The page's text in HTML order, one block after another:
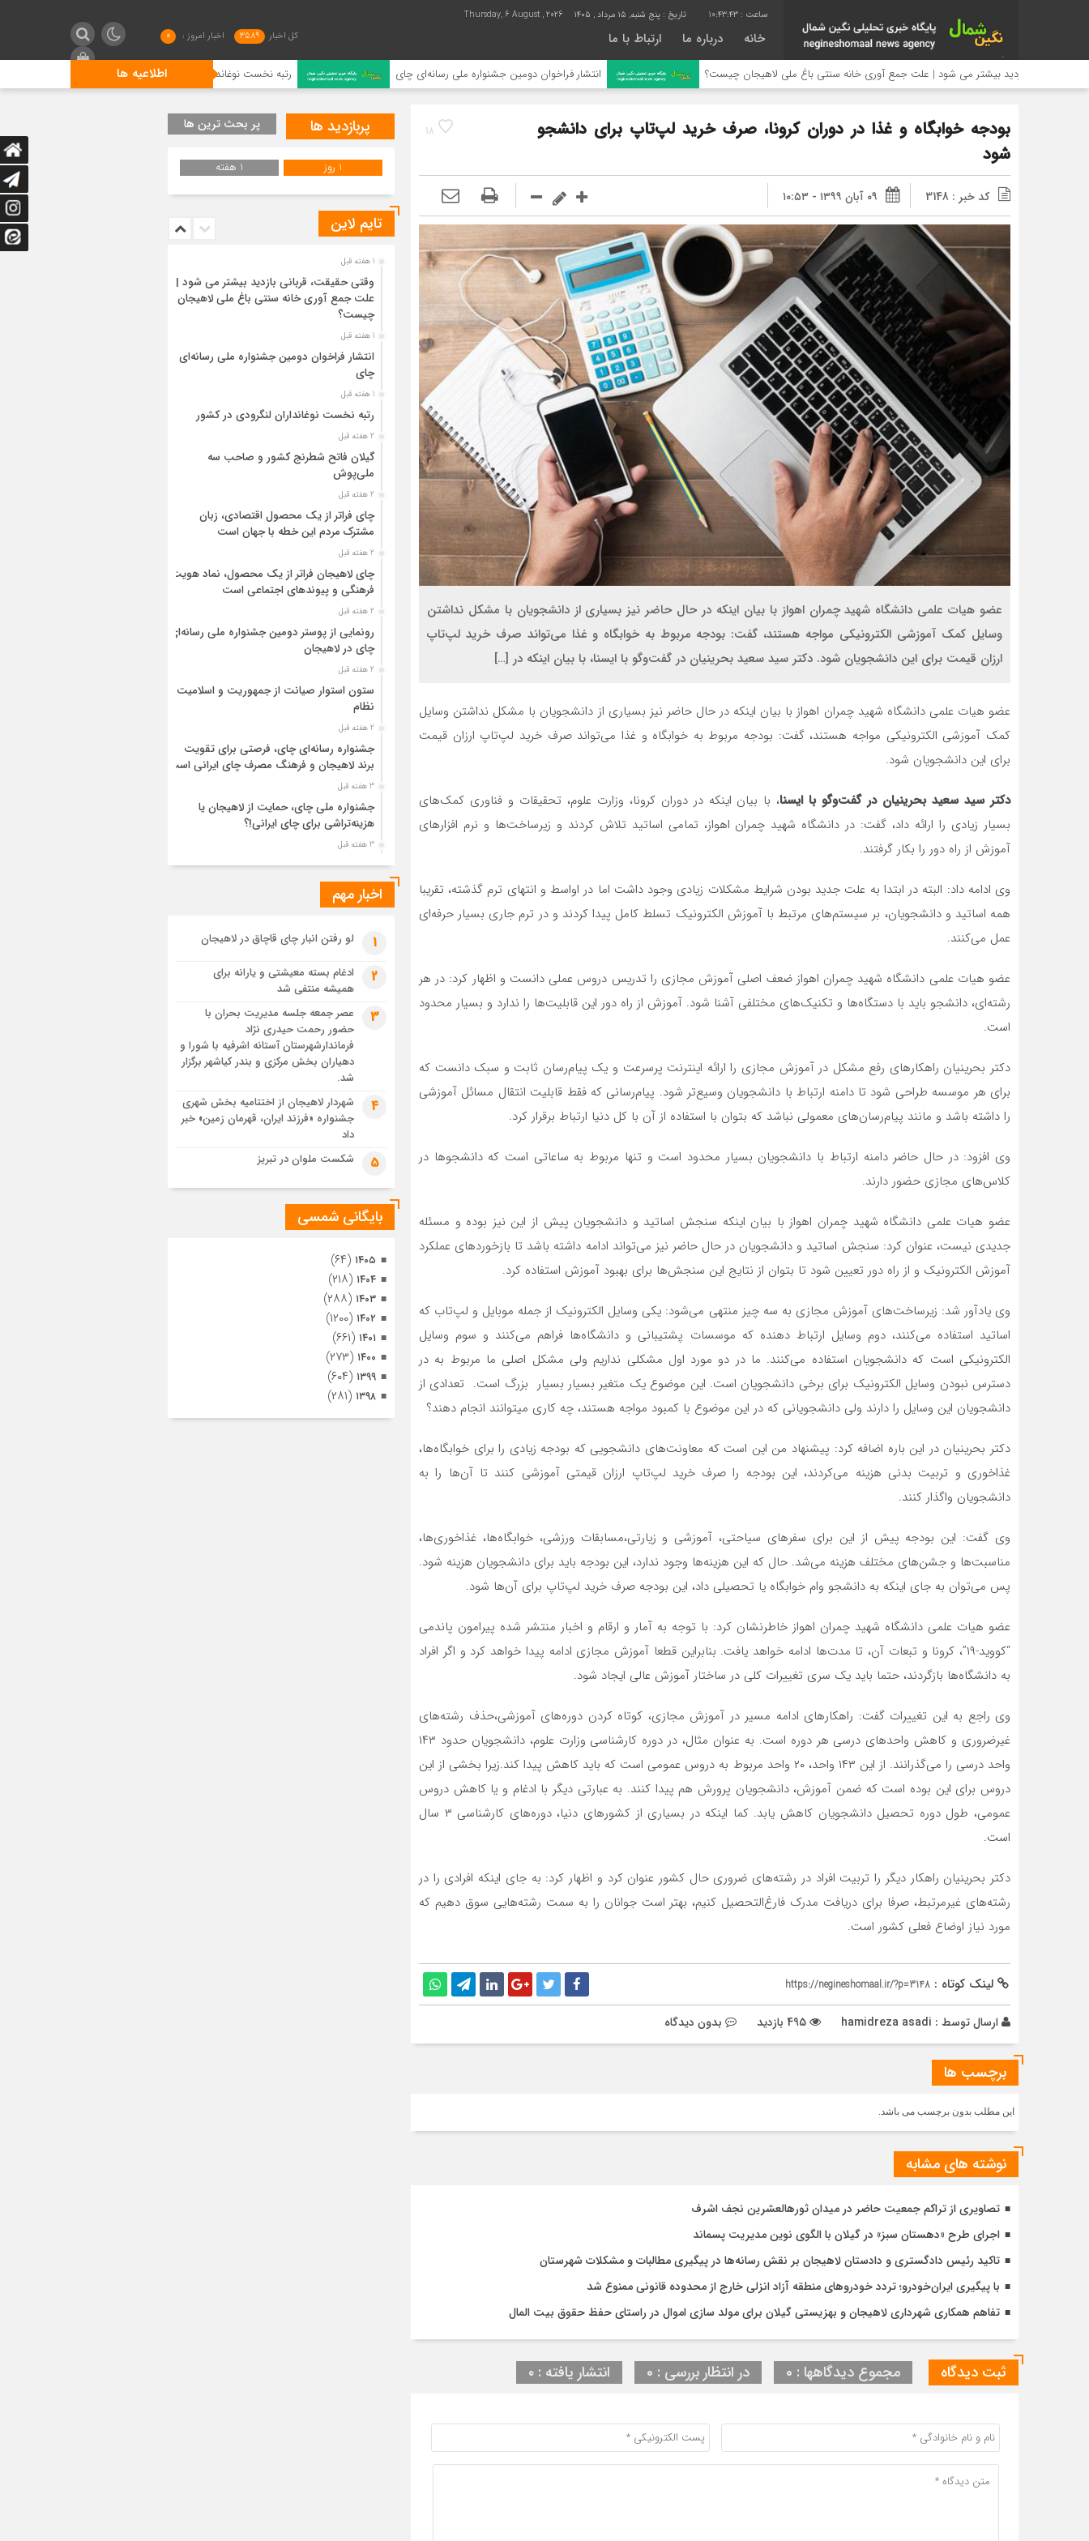
10:43:44 تاریخ : پنج شنبه, ۱۵ مرداد , ۱۴۰۵ Thursday, 6 August , 2026
خانه درباره ما ارتباط با ما کل اخبار 3589 اخبار امروز : 0
اطلاعیه ها بیشتر می شود | علت جمع آوری خانه سنتی باغ ملی لاهیجان چیست؟ انتشار فراخوان دومین جشنواره ملی رسانه‌ای چای رتبه نخست نوغانداران لنگرودی در کشور
18
بودجه خوابگاه و غذا در دوران کرونا، صرف خرید لپ‌تاپ برای دانشجو
شود
کد خبر : 3148 ۰۹ آبان ۱۳۹۹ - ۱۰:۵۳
عضو هیات علمی دانشگاه شهید چمران اهواز با بیان اینکه در حال حاضر نیز بسیاری از دانشجویان با مشکل نداشتن
وسایل کمک آموزشی الکترونیکی مواجه هستند، گفت: بودجه مربوط به خوابگاه و غذا می‌تواند صرف خرید لپ‌تاپ
ارزان قیمت برای این دانشجویان شود. دکتر سید سعید بحرینیان در گفت‌وگو با ایسنا، با بیان اینکه در […]
عضو هیات علمی دانشگاه شهید چمران اهواز با بیان اینکه در حال حاضر نیز بسیاری از دانشجویان با مشکل نداشتن وسایل
کمک آموزشی الکترونیکی مواجه هستند، گفت: بودجه مربوط به خوابگاه و غذا می‌تواند صرف خرید لپ‌تاپ ارزان قیمت
برای این دانشجویان شود.
دکتر سید سعید بحرینیان در گفت‌وگو با ایسنا، با بیان اینکه در دوران کرونا، وزارت علوم، تحقیقات و فناوری کمک‌های
بسیار زیادی را ارائه داد، گفت: در دانشگاه شهید چمران اهواز، تمامی اساتید تلاش کردند و زیرساخت‌ها و نرم افزارهای
آموزش از راه دور را بکار گرفتند.
وی ادامه داد: البته در ابتدا به علت جدید بودن شرایط مشکلات زیادی وجود داشت اما در اواسط و انتهای ترم گذشته، تقریبا
همه اساتید و دانشجویان، بر سیستم‌های مرتبط با آموزش الکترونیک تسلط کامل پیدا کردند و در ترم جاری بسیار حرفه‌ای
عمل می‌کنند.
عضو هیات علمی دانشگاه شهید چمران اهواز ضعف اصلی آموزش مجازی را تدریس دروس عملی دانست و اظهار کرد: در هر
رشته‌ای، دانشجو باید با دستگاه‌ها و تکنیک‌های مختلفی آشنا شود. آموزش از راه دور این قابلیت‌ها را ندارد و بسیار محدود
است.
دکتر بحرینیان راهکارهای رفع مشکل در آموزش مجازی را ارائه اینترنت پرسرعت و یک پیام‌رسان ثابت و سبک دانست که
برای هر موسسه طراحی شود تا دامنه ارتباط با دانشجویان وسیع‌تر شود. پیام‌رسانی که فقط قابلیت انتقال مسائل آموزشی
را داشته باشد و مانند پیام‌رسان‌های معمولی نباشد که بتوان با استفاده از آن با کل دنیا ارتباط برقرار کرد.
وی افزود: در حال حاضر دامنه ارتباط با دانشجویان بسیار محدود است و تنها مربوط به ساعاتی است که دانشجوها در
کلاس‌های مجازی حضور دارند.
عضو هیات علمی دانشگاه شهید چمران اهواز با بیان اینکه سنجش اساتید و دانشجویان پیش از این نیز بوده و مسئله
جدیدی نیست،‌ عنوان کرد: سنجش اساتید و دانشجویان در حال حاضر نیز می‌تواند ادامه داشته باشد تا بازخوردهای عملکرد
آموزش الکترونیک و از راه دور تعیین شود تا بتوان از نتایج این سنجش‌ها برای بهبود آموزش استفاده کرد.
وی یادآور شد: زیرساخت‌های آموزش مجازی به سه چیز منتهی می‌شود: یکی وسایل الکترونیک از جمله موبایل و لپ‌تاب که
اساتید استفاده می‌کنند، دوم وسایل ارتباط دهنده که موسسات پشتیبانی و دانشگاه‌ها فراهم می‌کنند و سوم وسایل
الکترونیکی است که دانشجویان استفاده می‌کنند. ما در دو مورد اول مشکلی نداریم ولی مشکل اصلی ما مربوط به در
دسترس نبودن وسایل الکترونیک برای برخی دانشجویان است. این موضوع یک متغیر بسیار بسیار بزرگ است. تعدادی از
دانشجویان این وسایل را دارند ولی دانشجویانی که در این موضوع با کمبود مواجه هستند، چه کاری میتوانند انجام دهند؟
دکتر بحرینیان در این باره اضافه کرد: پیشنهاد من این است که معاونت‌های دانشجویی که بودجه‌ زیادی را برای خوابگاه‌ها،
غذاخوری و تربیت بدنی هزینه می‌کردند، این بودجه را صرف خرید لپ‌تاپ ارزان قیمتی آموزشی کنند تا آن‌ها را به
دانشجویان واگذار کنند.
وی گفت: این بودجه پیش‌ از این برای سفرهای سیاحتی، آموزشی و زیارتی،مسابقات ورزشی، خوابگاه‌ها، غذاخوری‌ها،
مناسبت‌ها و جشن‌های مختلف هزینه می‌شد. حال که این هزینه‌ها وجود ندارد، این بودجه باید برای دانشجویان هزینه شود.
پس می‌توان به جای اینکه به دانشجو وام خوابگاه یا تحصیلی داد، این بودجه صرف خرید لپ‌تاپ برای آن‌ها شود.
عضو هیات علمی دانشگاه شهید چمران اهواز خاطرنشان کرد: با توجه به آمار و ارقام و اخبار منتشر شده پیرامون پاندمی
“کووید-۱۹”، کرونا و تبعات آن، تا مدت‌ها ادامه خواهد یافت. بنابراین قطعا آموزش مجازی ادامه پیدا خواهد کرد و اگر افراد
به دانشگاه‌ها بازگردند، حتما باید یک سری تغییرات کلی در ساختار آموزش عالی ایجاد شود.
وی راجع به این تغییرات گفت: راهکارهای ادامه مسیر در آموزش مجازی، کوتاه کردن دوره‌های آموزشی،حذف رشته‌های
غیرضروری و کاهش واحدهای درسی هر دوره است. به عنوان مثال، در دوره کارشناسی وزارت علوم، دانشجویان حدود ۱۴۳
واحد درسی را می‌گذرانند. از این ۱۴۳ واحد، ۲۰ واحد مربوط به دروس عمومی است که باید کاهش پیدا کند.زیرا بخشی از این
دروس برای این بوده است که ضمن آموزش، دانشجویان پرورش هم پیدا کنند. به عبارتی دیگر با ادغام و یا کاهش دروس
عمومی، طول دوره تحصیل دانشجویان کاهش یابد. کما اینکه در بسیاری از کشورهای دنیا، دوره‌های کارشناسی ۳ سال
است.
دکتر بحرینیان راهکار دیگر را تربیت افراد در رشته‌های ضروری حال کشور عنوان کرد و اظهار کرد: به جای اینکه افرادی را در
رشته‌های غیرمرتبط، صرفا برای دریافت مدرک فارغ‌التحصیل کنیم، بهتر است جوانان را به سمت رشته‌هایی سوق دهیم که
مورد نیاز اوضاع فعلی کشور است.
لینک کوتاه : https://negineshomaal.ir/?p=3148
ارسال توسط : hamidreza asadi بدون دیدگاه
برچسب ها
این مطلب بدون برچسب می باشد.
نوشته های مشابه
تصاویری از تراکم جمعیت حاضر در میدان ثورهالعشرین نجف اشرف
اجرای طرح «دهستان سبز» در گیلان با الگوی نوین مدیریت پسماند
تاکید رئیس دادگستری و دادستان لاهیجان بر نقش رسانه‌ها در پیگیری مطالبات و مشکلات شهرستان
با پیگیری ایران‌خودرو؛ تردد خودروهای منطقه آزاد انزلی خارج از محدوده قانونی ممنوع شد
تفاهم همکاری شهرداری لاهیجان و بهزیستی گیلان برای مولد سازی اموال در راستای حفظ حقوق بیت المال
ثبت دیدگاه مجموع دیدگاهها : 0 در انتظار بررسی : 0 انتشار یافته : ۰
پربازدید ها پر بحث ترین ها
1 روز 1 هفته
تایم لاین
1 هفته قبل
وقتی حقیقت، قربانی بازدید بیشتر می شود |
علت جمع آوری خانه سنتی باغ ملی لاهیجان
چیست؟
1 هفته قبل
انتشار فراخوان دومین جشنواره ملی رسانه‌ای
چای
1 هفته قبل
رتبه نخست نوغانداران لنگرودی در کشور
2 هفته قبل
گیلان فاتح شطرنج کشور و صاحب سه
ملی‌پوش
2 هفته قبل
چای فراتر از یک محصول اقتصادی، زبان
مشترک مردم این خطه با جهان است
2 هفته قبل
چای لاهیجان فراتر از یک محصول، نماد هویت
فرهنگی و پیوندهای اجتماعی است
2 هفته قبل
رونمایی از پوستر دومین جشنواره ملی رسانه‌ای
چای در لاهیجان
2 هفته قبل
ستون استوار صیانت از جمهوریت و اسلامیت
نظام
2 هفته قبل
جشنواره رسانه‌ای چای، فرصتی برای تقویت
برند لاهیجان و فرهنگ مصرف چای ایرانی است
3 هفته قبل
جشنواره ملی چای، حمایت از لاهیجان یا
هزینه‌تراشی برای چای ایرانی!؟
3 هفته قبل
پیکر مطهر رهبر شهید انقلاب در حرم مطهر
رضوی آرام گرفت
آخر در آستان امام رئوف
تصاویر هوایی مراسم تشییع پیکر مطهر آقای
شهید ایران – مشهد
3 هفته قبل
مراسم تشییع پیکر مطهر آقای شهید ایران –
مشهد
تصاویری از تراکم جمعیت حاضر در میدان
ثورهالعشرین نجف اشرف
اخبار مهم
1 لو رفتن انبار چای قاچاق در لاهیجان
2
ادغام بسته معیشتی و یارانه برای
همیشه منتفی شد
3
عصر جمعه جلسه مدیریت بحران با
حضور رحمت حیدری نژاد
فرماندارشهرستان آستانه اشرفیه با شورا و
دهیاران بخش مرکزی و بندر کیاشهر برگزار
شد.
4
شهردار لاهیجان از اختتامیه بخش شهری
جشنواره «فرزند ایران، قهرمان زمین» خبر
داد
5 شکست ملوان در تبریز
بایگانی شمسی
۱۴۰۵ (۶۴)
۱۴۰۴ (۲۱۸)
۱۴۰۳ (۲۸۸)
۱۴۰۲ (۱۲۰۰)
۱۴۰۱ (۶۶۱)
۱۴۰۰ (۲۷۳)
۱۳۹۹ (۶۰۴)
۱۳۹۸ (۲۸۱)